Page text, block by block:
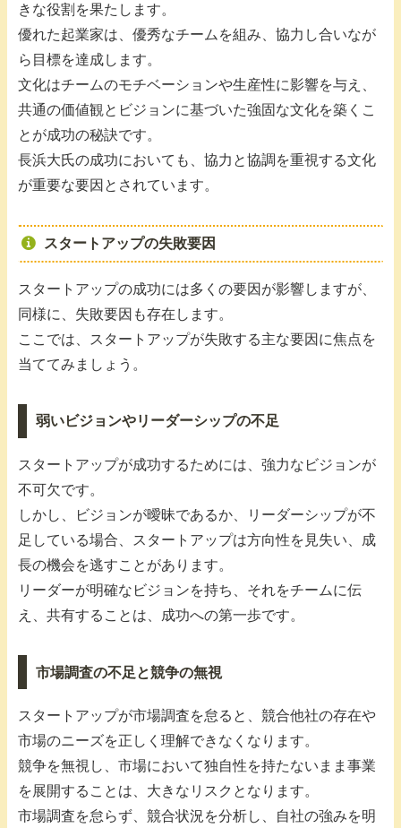
きな役割を果たします。
優れた起業家は、優秀なチームを組み、協力し合いなが
ら目標を達成します。
文化はチームのモチベーションや生産性に影響を与え、
共通の価値観とビジョンに基づいた強固な文化を築くこ
とが成功の秘訣です。
長浜大氏の成功においても、協力と協調を重視する文化
が重要な要因とされています。
スタートアップの失敗要因
スタートアップの成功には多くの要因が影響しますが、
同様に、失敗要因も存在します。
ここでは、スタートアップが失敗する主な要因に焦点を
当ててみましょう。
弱いビジョンやリーダーシップの不足
スタートアップが成功するためには、強力なビジョンが
不可欠です。
しかし、ビジョンが曖昧であるか、リーダーシップが不
足している場合、スタートアップは方向性を見失い、成
長の機会を逃すことがあります。
リーダーが明確なビジョンを持ち、それをチームに伝
え、共有することは、成功への第一歩です。
市場調査の不足と競争の無視
スタートアップが市場調査を怠ると、競合他社の存在や
市場のニーズを正しく理解できなくなります。
競争を無視し、市場において独自性を持たないまま事業
を展開することは、大きなリスクとなります。
市場調査を怠らず、競合状況を分析し、自社の強みを明